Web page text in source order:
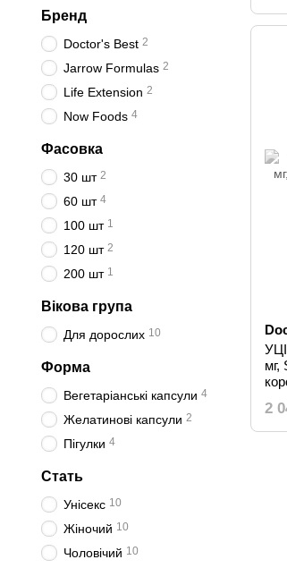
мг,
2
Бренд
Doctor's Best 2
Jarrow Formulas 2
Life Extension 2
Now Foods 4
Фасовка
30 шт 2
60 шт 4
100 шт 1
120 шт 2
200 шт 1
Вікова група
Для дорослих 10
Форма
Вегетаріанські капсули 4
Желатинові капсули 2
Пігулки 4
Стать
Унісекс 10
Жіночий 10
Чоловічий 10